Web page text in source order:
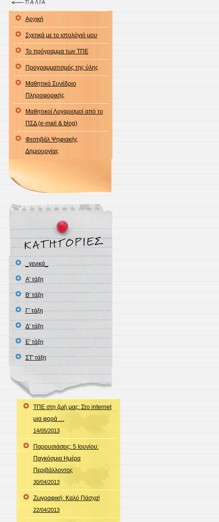
Αρχική
Σχετικά με το ιστολόγιό μου
Το πρόγραμμα των ΤΠΕ
Προγραμματισμός της ύλης
Μαθητικό Συνέδριο
Πληροφορικής
Μαθητικοί Λογαρισμοί από το
ΠΣΔ (e-mail & blog)
Φεστιβάλ Ψηφιακής
Δημιουργίας
_γενικά_
Α' τάξη
Β' τάξη
Γ' τάξη
Δ' τάξη
Ε' τάξη
ΣΤ' τάξη
ΤΠΕ στη ζωή μας: Στο internet
μια φορά …
14/05/2013
Παρουσιάσεις: 5 Ιουνίου:
Παγκόσμια Ημέρα
Περιβάλλοντος
30/04/2013
Ζωγραφική: Καλό Πάσχα!
22/04/2013